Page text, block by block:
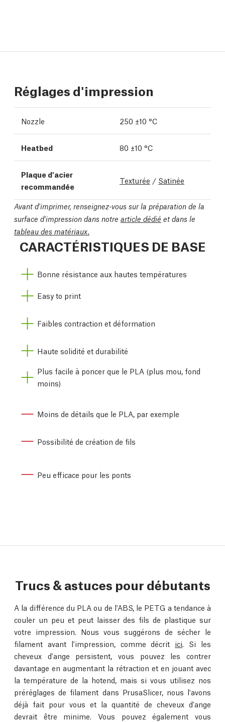
Réglages d'impression
Nozzle 250 ±10 °C
Heatbed 80 ±10 °C
Plaque d'acier
recommandée
Texturée / Satinée
Avant d'imprimer, renseignez-vous sur la préparation de la
surface d'impression dans notre article dédié et dans le
tableau des matériaux.
CARACTÉRISTIQUES DE BASE
Bonne résistance aux hautes températures
Easy to print
Faibles contraction et déformation
Haute solidité et durabilité
Plus facile à poncer que le PLA (plus mou, fond
moins)
Moins de détails que le PLA, par exemple
Possibilité de création de fils
Peu efficace pour les ponts
Trucs & astuces pour débutants
A la différence du PLA ou de l'ABS, le PETG a tendance à
couler un peu et peut laisser des fils de plastique sur
votre impression. Nous vous suggérons de sécher le
filament avant l'impression, comme décrit ici . Si les
cheveux d'ange persistent, vous pouvez les contrer
davantage en augmentant la rétraction et en jouant avec
la température de la hotend, mais si vous utilisez nos
préréglages de filament dans PrusaSlicer, nous l'avons
déjà fait pour vous et la quantité de cheveux d'ange
devrait être minime. Vous pouvez également vous